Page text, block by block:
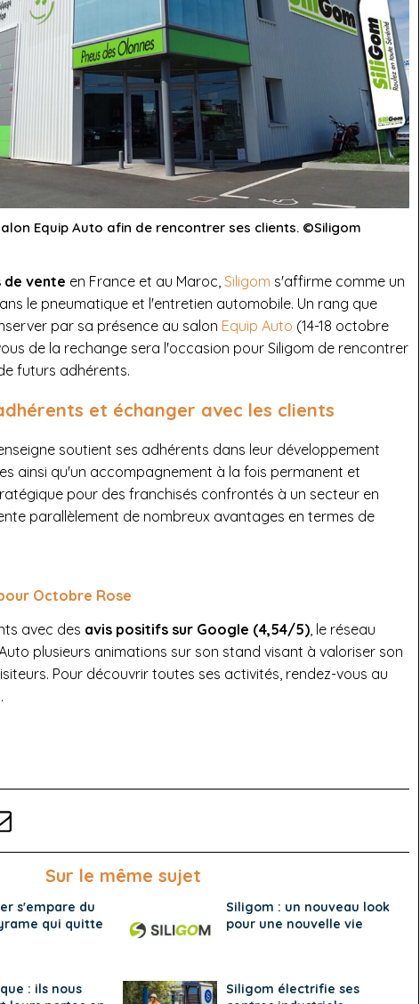
Equip Auto afin de rencontrer ses clients. ©Siligom
de vente en France et au Maroc, Siligom s'affirme comme un
le pneumatique et l'entretien automobile. Un rang que
par sa présence au salon Equip Auto (14-18 octobre
de la rechange sera l'occasion pour Siligom de rencontrer
futurs adhérents.
et échanger avec les clients
soutient ses adhérents dans leur développement
ainsi qu'un accompagnement à la fois permanent et
pour des franchisés confrontés à un secteur en
parallèlement de nombreux avantages en termes de
Octobre Rose
avec des avis positifs sur Google (4,54/5) , le réseau
plusieurs animations sur son stand visant à valoriser son
Pour découvrir toutes ses activités, rendez-vous au
Sur le même sujet
s'empare du
qui quitte
Siligom : un nouveau look
pour une nouvelle vie
: ils nous
Siligom électrifie ses